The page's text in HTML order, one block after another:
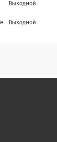
Выходной
Выходной